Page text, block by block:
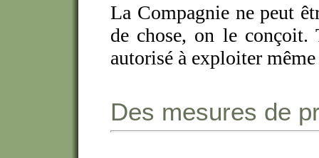
La Compagnie ne peut
de chose, on le conçoit.
autorisé à exploiter
Des mesures de